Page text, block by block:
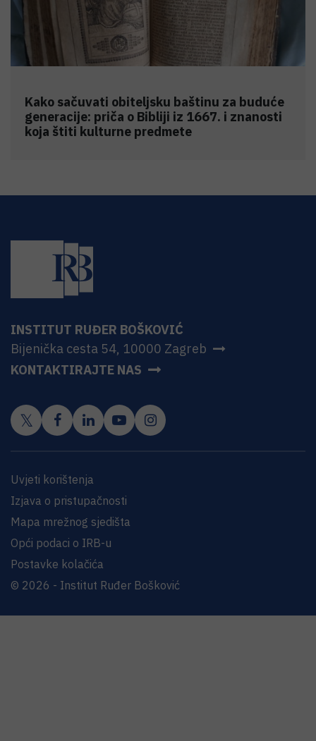
Kako sačuvati obiteljsku baštinu za buduće
generacije: priča o Bibliji iz 1667. i znanosti
koja štiti kulturne predmete
INSTITUT RUĐER BOŠKOVIĆ
Bijenička cesta 54, 10000 Zagreb
KONTAKTIRAJTE NAS
Uvjeti korištenja
Izjava o pristupačnosti
Mapa mrežnog sjedišta
Opći podaci o IRB-u
Postavke kolačića
© 2026 - Institut Ruđer Bošković